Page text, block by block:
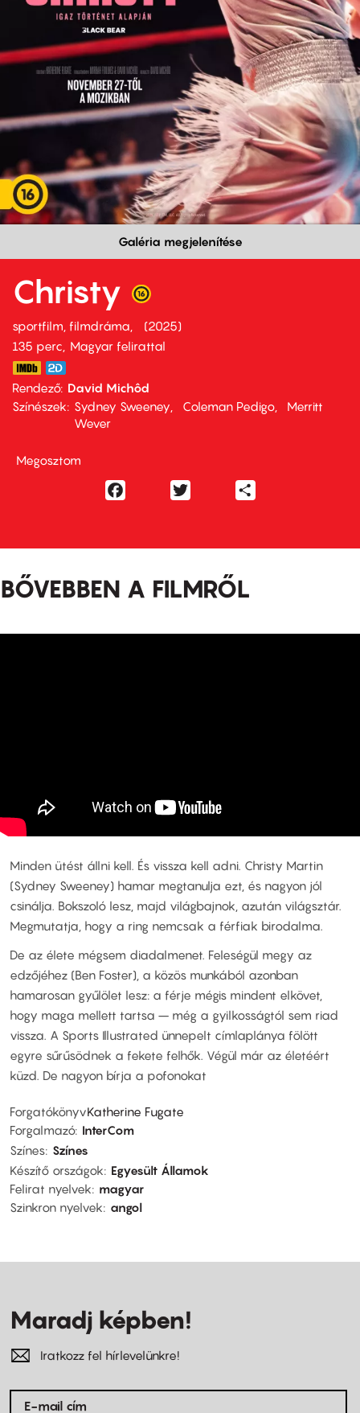
Galéria megjelenítése
Christy
sportfilm, filmdráma
2025
135 perc,
Magyar felirattal
Rendező David Michôd
Színészek
Sydney Sweeney Coleman Pedigo
Merritt
Wever
Megosztom
Facebook
BŐVEBBEN A FILMRŐL
Minden ütést állni kell. És vissza kell adni. Christy Martin
(Sydney Sweeney) hamar megtanulja ezt, és nagyon jól
csinálja. Bokszoló lesz, majd világbajnok, azután világsztár.
Megmutatja, hogy a ring nemcsak a férfiak birodalma.
De az élete mégsem diadalmenet. Feleségül megy az
edzőjéhez (Ben Foster), a közös munkából azonban
hamarosan gyűlölet lesz: a férje mégis mindent elkövet,
hogy maga mellett tartsa – még a gyilkosságtól sem riad
vissza. A Sports Illustrated ünnepelt címlaplánya fölött
egyre sűrűsödnek a fekete felhők. Végül már az életéért
küzd. De nagyon bírja a pofonokat
ForgatókönyvKatherine Fugate
Forgalmazó InterCom
Színes Színes
Készítő országok
Egyesült Államok
Felirat nyelvek
magyar
Szinkron nyelvek
angol
Maradj képben!
Iratkozz fel hírlevelünkre!